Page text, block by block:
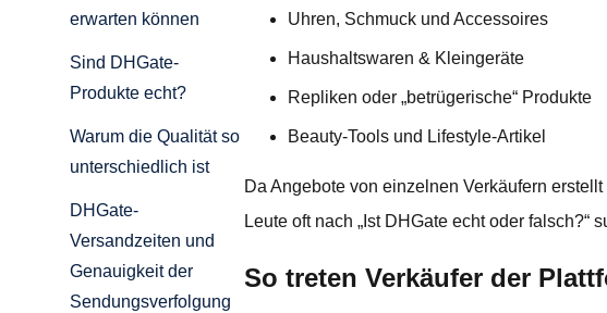
erwarten können
Sind DHGate-
Produkte echt?
Warum die Qualität so
unterschiedlich ist
DHGate-
Versandzeiten und
Genauigkeit der
Sendungsverfolgung
Uhren, Schmuck und Accessoires
Haushaltswaren & Kleingeräte
Repliken oder „betrügerische“ Produkte
Beauty-Tools und Lifestyle-Artikel
Da Angebote von einzelnen Verkäufern
Leute oft nach „Ist DHGate echt oder falsch?“
So treten Verkäufer der